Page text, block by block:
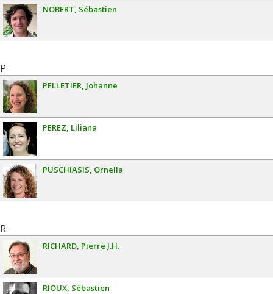
NOBERT Sébastien
P
PELLETIER Johanne
PEREZ Liliana
PUSCHIASIS Ornella
R
RICHARD Pierre J.H.
RIOUX Sébastien